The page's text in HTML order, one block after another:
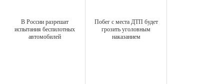
В России разрешат
испытания беспилотных
автомобилей
Побег с места ДТП будет
грозить уголовным
наказанием